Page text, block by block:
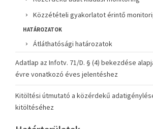
Közzétételi gyakorlatot érintő
HATÁROZATOK
Átláthatósági határozatok
Adatlap az Infotv. 71/D. § (4) bekezdése
évre vonatkozó éves jelentéshez
Kitöltési útmutató a közérdekű
kitöltéséhez